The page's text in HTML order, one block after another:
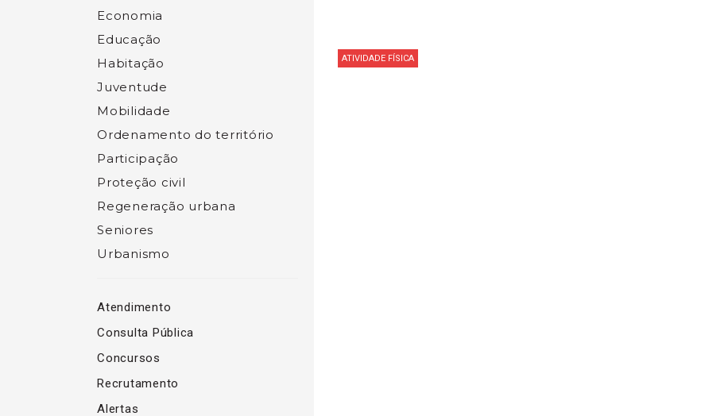
Economia
Educação
Habitação
Juventude
Mobilidade
Ordenamento do território
Participação
Proteção civil
Regeneração urbana
Seniores
Urbanismo
Atendimento
Consulta Pública
Concursos
Recrutamento
Alertas
ATIVIDADE FÍSICA